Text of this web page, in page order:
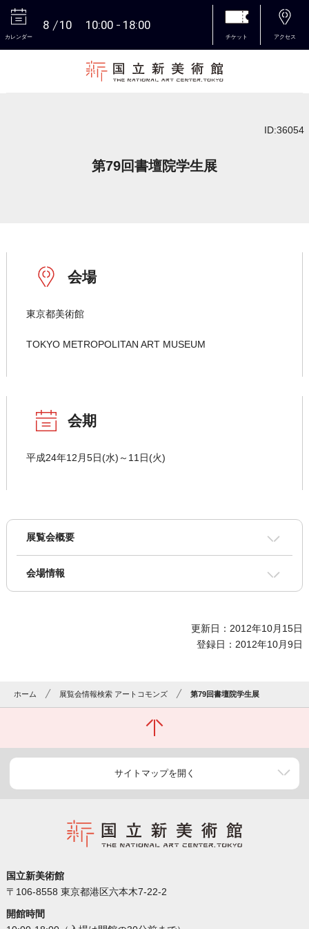
カレンダー
8 10 10:00 18:00
チケット アクセス
ID:36054
第79回書壇院学生展
会場
東京都美術館
TOKYO METROPOLITAN ART MUSEUM
会期
平成24年12月5日(水)～11日(火)
展覧会概要
会場情報
更新日：2012年10月15日
登録日：2012年10月9日
ホーム 展覧会情報検索 アートコモンズ 第79回書壇院学生展
サイトマップを開く
国立新美術館
〒106-8558 東京都港区六本木7-22-2
開館時間